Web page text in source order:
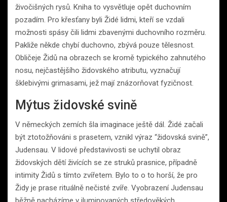
živočišných rysů. Kniha to vysvětluje opět duchovním
pozadím. Pro křesťany byli Židé lidmi, kteří se vzdali
možnosti spásy čili lidmi zbavenými duchovního rozměru.
Pakliže někde chybí duchovno, zbývá pouze tělesnost.
Obličeje Židů na obrazech se kromě typického zahnutého
nosu, nejčastějšího židovského atributu, vyznačují
šklebivými grimasami, jež mají znázorňovat fyzičnost.
Mýtus židovské svině
V německých zemích šla imaginace ještě dál. Židé začali
být ztotožňováni s prasetem, vznikl výraz “židovská svině”,
Judensau. V lidové představivosti se uchytil obraz
židovských dětí živících se ze struků prasnice, případně
intimity Židů s tímto zvířetem. Bylo to o to horší, že pro
Židy je prase rituálně nečisté zvíře. Vyobrazení Judensau